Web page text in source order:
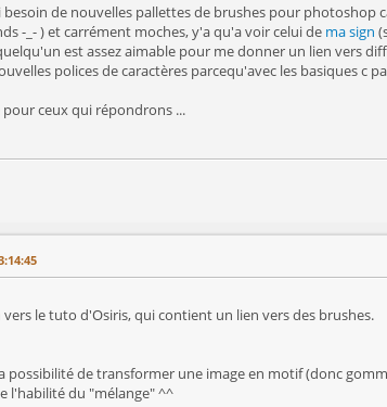
besoin de nouvelles pallettes de brushes pour
-_- ) et carrément moches, y'a qu'a voir celui de ma sign
est assez aimable pour me donner un lien vers
polices de caractères parcequ'avec les basiques c
ceux qui répondrons ...
vers le tuto d'Osiris, qui contient un lien vers des brushes.
possibilité de transformer une image en motif (donc
l'habilité du "mélange" ^^